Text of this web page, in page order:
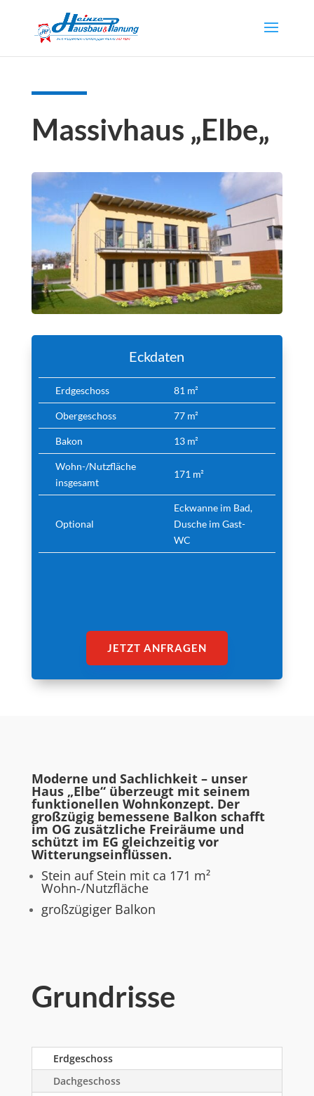
Massivhaus „Elbe„
Eckdaten
Erdgeschoss 81 m²
Obergeschoss 77m²
Bakon 13 m²
Wohn-/Nutzfläche
insgesamt
171 m²
Optional
Eckwanne im Bad,
Dusche im Gast-
WC
JETZT ANFRAGEN
Moderne und Sachlichkeit – unser
Haus „Elbe“ überzeugt mit seinem
funktionellen Wohnkonzept. Der
großzügig bemessene Balkon schafft
im OG zusätzliche Freiräume und
schützt im EG gleichzeitig vor
Witterungseinflüssen.
Stein auf Stein mit ca 171 m²
Wohn-/Nutzfläche
großzügiger Balkon
Grundrisse
Erdgeschoss
Dachgeschoss